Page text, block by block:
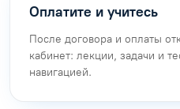
Оплатите и учитесь
После договора и оплаты
кабинет: лекции, задачи и
навигацией.